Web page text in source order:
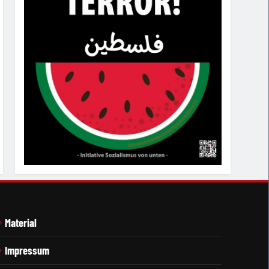
Material
Impressum